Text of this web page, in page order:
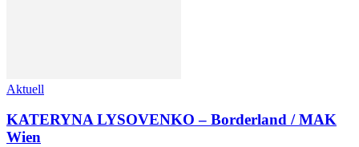
Aktuell
KATERYNA LYSOVENKO – Borderland / MAK
Wien